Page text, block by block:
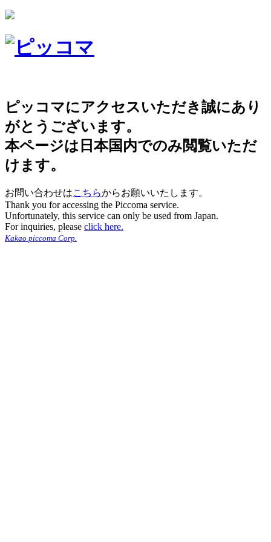
ピッコマにアクセスいただき誠にあり
がとうございます。
本ページは日本国内でのみ閲覧いただ
けます。
お問い合わせはこちらからお願いいたします。
Thank you for accessing the Piccoma service.
Unfortunately, this service can only be used from Japan.
For inquiries, please click here.
Kakao piccoma Corp.